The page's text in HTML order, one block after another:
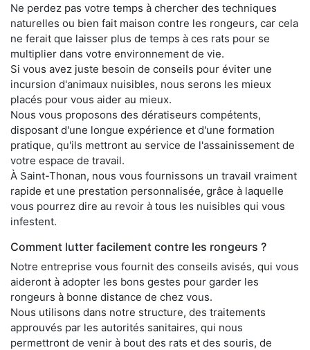
Ne perdez pas votre temps à chercher des techniques
naturelles ou bien fait maison contre les rongeurs, car cela
ne ferait que laisser plus de temps à ces rats pour se
multiplier dans votre environnement de vie.
Si vous avez juste besoin de conseils pour éviter une
incursion d'animaux nuisibles, nous serons les mieux
placés pour vous aider au mieux.
Nous vous proposons des dératiseurs compétents,
disposant d'une longue expérience et d'une formation
pratique, qu'ils mettront au service de l'assainissement de
votre espace de travail.
À Saint-Thonan, nous vous fournissons un travail vraiment
rapide et une prestation personnalisée, grâce à laquelle
vous pourrez dire au revoir à tous les nuisibles qui vous
infestent.
Comment lutter facilement contre les rongeurs ?
Notre entreprise vous fournit des conseils avisés, qui vous
aideront à adopter les bons gestes pour garder les
rongeurs à bonne distance de chez vous.
Nous utilisons dans notre structure, des traitements
approuvés par les autorités sanitaires, qui nous
permettront de venir à bout des rats et des souris, de